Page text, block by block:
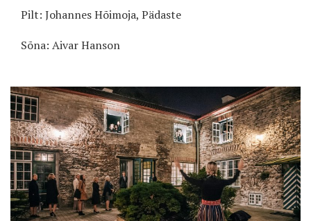
Pilt: Johannes Hõimoja, Pädaste
Sõna: Aivar Hanson